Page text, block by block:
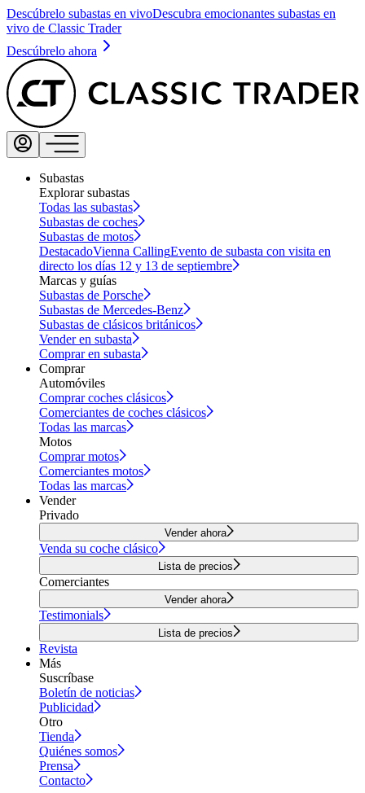
Descúbrelo subastas en vivoDescubra emocionantes subastas en
vivo de Classic Trader
Descúbrelo ahora
Subastas
Explorar subastas
Todas las subastas
Subastas de coches
Subastas de motos
DestacadoVienna CallingEvento de subasta con visita en
directo los días 12 y 13 de septiembre
Marcas y guías
Subastas de Porsche
Subastas de Mercedes-Benz
Subastas de clásicos británicos
Vender en subasta
Comprar en subasta
Comprar
Automóviles
Comprar coches clásicos
Comerciantes de coches clásicos
Todas las marcas
Motos
Comprar motos
Comerciantes motos
Todas las marcas
Vender
Privado
Vender ahora
Venda su coche clásico
Lista de precios
Comerciantes
Vender ahora
Testimonials
Lista de precios
Revista
Más
Suscríbase
Boletín de noticias
Publicidad
Otro
Tienda
Quiénes somos
Prensa
Contacto